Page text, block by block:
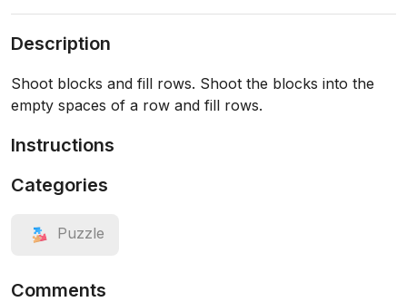
Description
Shoot blocks and fill rows. Shoot the blocks into the
empty spaces of a row and fill rows.
Instructions
Categories
Puzzle
Comments